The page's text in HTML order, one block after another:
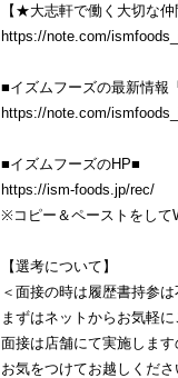
【★大志軒で働く大切な
https://note.com/
■イズムフーズの最新情報
https://note.com/
■イズムフーズのHP■
https://ism-foods.jp/rec/
※コピー＆ペーストをして
【選考について】
＜面接の時は履歴書持参は
まずはネットからお気軽に
面接は店舗にて実施します
お気をつけてお越しくださ